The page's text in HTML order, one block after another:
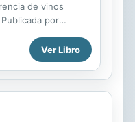
de vinos
por
la escena
del mundo, un
vinos de
también sobre las
Ver Libro